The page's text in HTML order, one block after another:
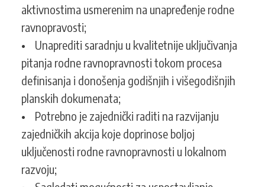
aktivnostima usmerenim na unapređenje rodne
ravnopravosti;
• Unaprediti saradnju u kvalitetnije uključivanja
pitanja rodne ravnopravnosti tokom procesa
definisanja i donošenja godišnjih i višegodišnjih
planskih dokumenata;
• Potrebno je zajednički raditi na razvijanju
zajedničkih akcija koje doprinose boljoj
uključenosti rodne ravnopravnosti u lokalnom
razvoju;